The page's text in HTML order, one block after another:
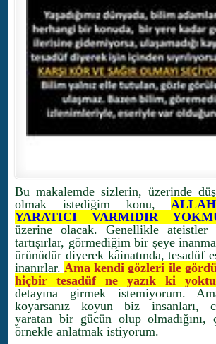
Bu makalemde sizlerin, üzerinde
olmak istediğim konu,
YARATICI VARMIDIR
üzerine olacak. Genellikle
tartışırlar, görmediğim bir şeye
ürünüdür diyerek kâinatında, tesadüf
inanırlar.Ama kendi gözleri ile
hiçbir tesadüf ne yazık ki
detayına girmek istemiyorum.
koyarsanız koyun biz insanları,
yaratan bir gücün olup
örnekle anlatmak istiyorum.